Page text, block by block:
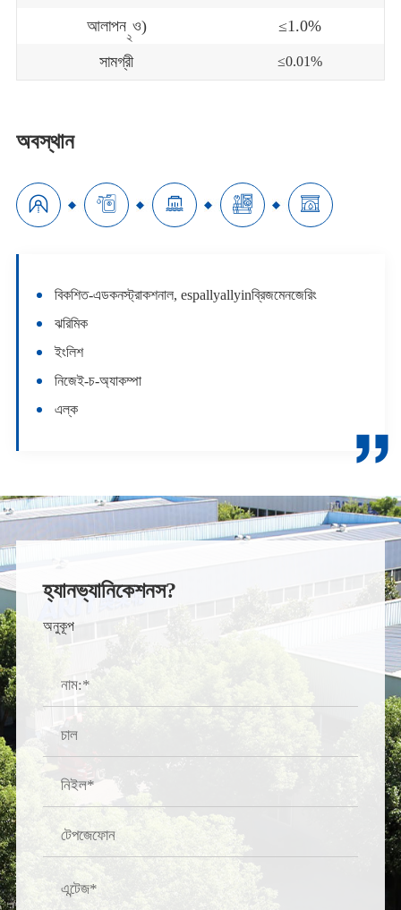
আলাপন
২
ও)
≤1.0%
সামগ্রী
≤0.01%
অবস্থান
    
বিকশিত-এডকনস্ট্রাকশনাল, espallyallyinব্রিজমেনজেরিং
ঝরিমিক
ইংলিশ
নিজেই-চ-অ্যাকম্পা
এল্ক

হ্যানভ্যানিকেশনস?
অনুকূপ